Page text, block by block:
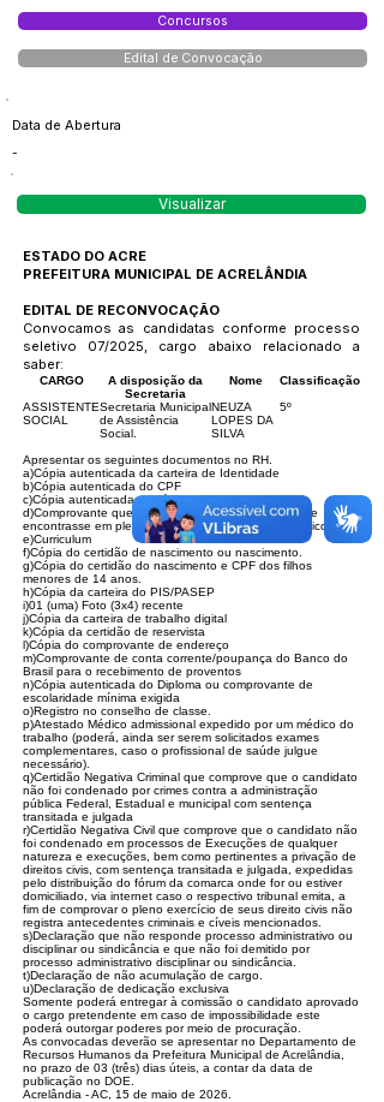
Concursos
Edital de Convocação
Data de Abertura
-
Visualizar
ESTADO DO ACRE
PREFEITURA MUNICIPAL DE ACRELÂNDIA
EDITAL DE RECONVOCAÇÃO
Convocamos as candidatas conforme processo
seletivo 07/2025, cargo abaixo relacionado a
saber:
CARGO
A disposição da
Secretaria
Nome
Classificação
ASSISTENTE
SOCIAL
Secretaria Municipal
de Assistência
Social.
NEUZA
LOPES DA
SILVA
5º
Apresentar os seguintes documentos no RH.
a)Cópia autenticada da carteira de Identidade
b)Cópia autenticada do CPF
c)Cópia autenticada do Título de eleitor
d)Comprovante que votou na última eleição e que se
encontrasse em pleno exercício de seus direito políticos.
e)Curriculum
f)Cópia do certidão de nascimento ou nascimento.
g)Cópia do certidão do nascimento e CPF dos filhos
menores de 14 anos.
h)Cópia da carteira do PIS/PASEP
i)01 (uma) Foto (3x4) recente
j)Cópia da carteira de trabalho digital
k)Cópia da certidão de reservista
l)Cópia do comprovante de endereço
m)Comprovante de conta corrente/poupança do Banco do
Brasil para o recebimento de proventos
n)Cópia autenticada do Diploma ou comprovante de
escolaridade mínima exigida
o)Registro no conselho de classe.
p)Atestado Médico admissional expedido por um médico do
trabalho (poderá, ainda ser serem solicitados exames
complementares, caso o profissional de saúde julgue
necessário).
q)Certidão Negativa Criminal que comprove que o candidato
não foi condenado por crimes contra a administração
pública Federal, Estadual e municipal com sentença
transitada e julgada
r)Certidão Negativa Civil que comprove que o candidato não
foi condenado em processos de Execuções de qualquer
natureza e execuções, bem como pertinentes a privação de
direitos civis, com sentença transitada e julgada, expedidas
pelo distribuição do fórum da comarca onde for ou estiver
domiciliado, via internet caso o respectivo tribunal emita, a
fim de comprovar o pleno exercício de seus direito civis não
registra antecedentes criminais e cíveis mencionados.
s)Declaração que não responde processo administrativo ou
disciplinar ou sindicância e que não foi demitido por
processo administrativo disciplinar ou sindicância.
t)Declaração de não acumulação de cargo.
u)Declaração de dedicação exclusiva
Somente poderá entregar à comissão o candidato aprovado
o cargo pretendente em caso de impossibilidade este
poderá outorgar poderes por meio de procuração.
As convocadas deverão se apresentar no Departamento de
Recursos Humanos da Prefeitura Municipal de Acrelândia,
no prazo de 03 (três) dias úteis, a contar da data de
publicação no DOE.
Acrelândia - AC, 15 de maio de 2026.